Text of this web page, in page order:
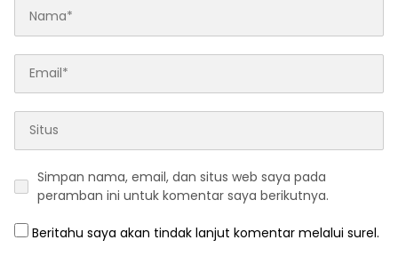
Simpan nama, email, dan situs web saya pada
peramban ini untuk komentar saya berikutnya.
Beritahu saya akan tindak lanjut komentar melalui surel.